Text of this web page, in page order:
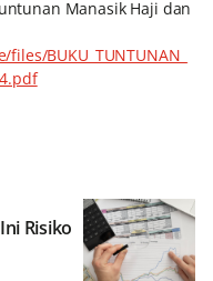
Manasik Haji dan
BUKU_TUNTUNAN_
Risiko